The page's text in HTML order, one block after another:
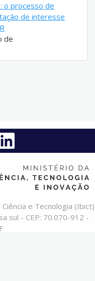
o processo de
de interesse
de
e Tecnologia (Ibict)
sul - CEP: 70.070-912 -